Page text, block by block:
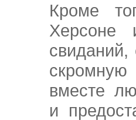
Кроме
Херсоне
свиданий,
вместе
и